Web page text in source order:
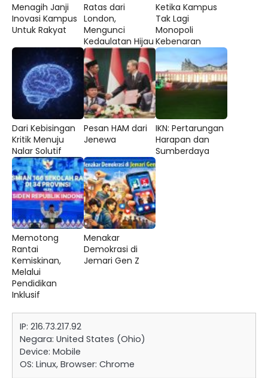
Menagih Janji
Inovasi Kampus
Untuk Rakyat
Ratas dari
London,
Mengunci
Kedaulatan Hijau
Ketika Kampus
Tak Lagi
Monopoli
Kebenaran
Dari Kebisingan
Kritik Menuju
Nalar Solutif
Pesan HAM dari
Jenewa
IKN: Pertarungan
Harapan dan
Sumberdaya
Memotong
Rantai
Kemiskinan,
Melalui
Pendidikan
Inklusif
Menakar
Demokrasi di
Jemari Gen Z
IP: 216.73.217.92
Negara: United States (Ohio)
Device: Mobile
OS: Linux, Browser: Chrome